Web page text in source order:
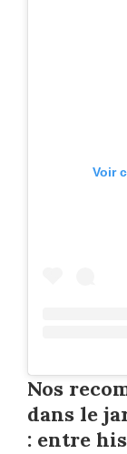
Voir
Nos
dans le
: entre